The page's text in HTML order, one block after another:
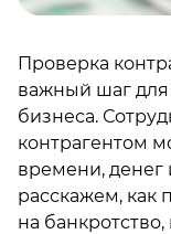
Проверка
важный шаг для
бизнеса.
контрагентом
времени, денег
расскажем, как
на